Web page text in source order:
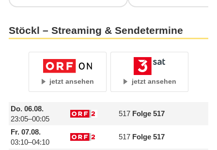
Stöckl – Streaming & Sendetermine
jetzt ansehen jetzt ansehen
Do.06.08.
23:05–00:05
517 Folge 517
Fr.07.08.
03:10–04:10
517 Folge 517